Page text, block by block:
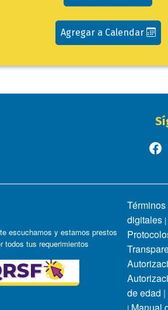
Agregar a Calendar
escuchamos y estamos prestos
todos tus requerimientos
digitales |
de edad |